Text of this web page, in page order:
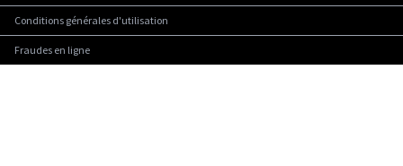
Conditions générales d'utilisation
Fraudes en ligne